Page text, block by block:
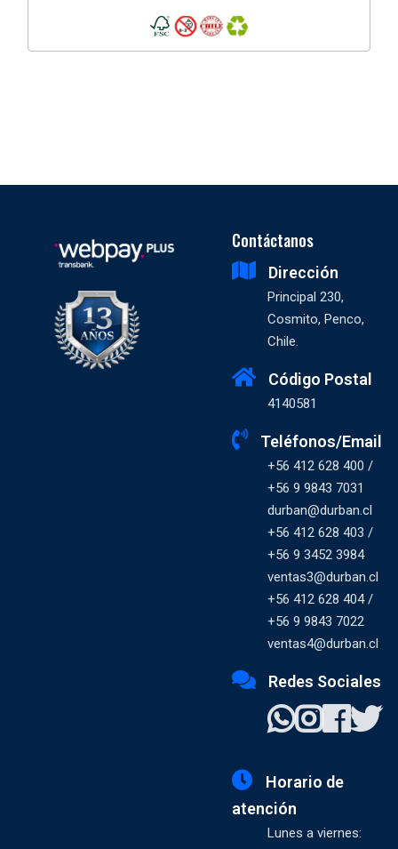
Contáctanos
Dirección
Principal 230,
Cosmito, Penco,
Chile.
Código Postal
4140581
Teléfonos/Email
+56 412 628 400 /
+56 9 9843 7031
durban@durban.cl
+56 412 628 403 /
+56 9 3452 3984
ventas3@durban.cl
+56 412 628 404 /
+56 9 9843 7022
ventas4@durban.cl
Redes Sociales
Horario de
atención
Lunes a viernes: